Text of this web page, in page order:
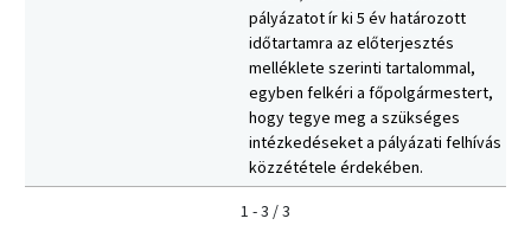
pályázatot ír ki 5 év határozott
időtartamra az előterjesztés
melléklete szerinti tartalommal,
egyben felkéri a főpolgármestert,
hogy tegye meg a szükséges
intézkedéseket a pályázati felhívás
közzététele érdekében.
1 - 3 / 3